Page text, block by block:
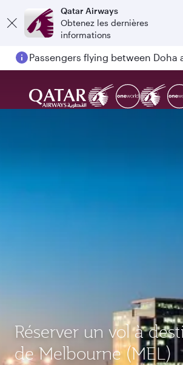
Qatar Airways
Obtenez les dernières
informations
Réserver un vol à
de Melbourne (MEL)